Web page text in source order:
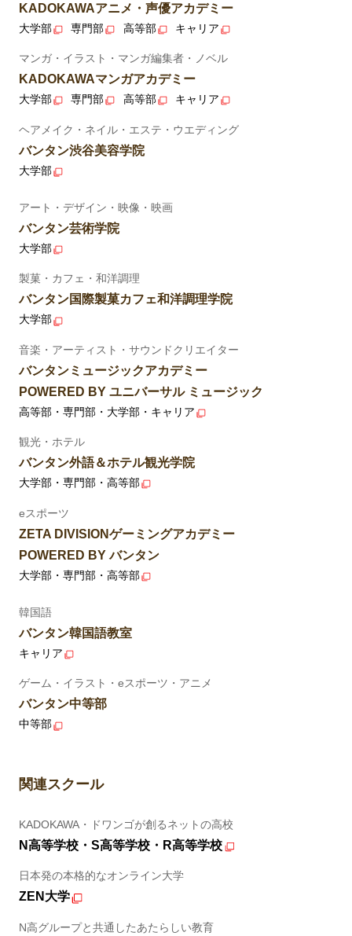
KADOKAWAアニメ・声優アカデミー
大学部 専門部 高等部 キャリア
マンガ・イラスト・マンガ編集者・ノベル
KADOKAWAマンガアカデミー
大学部 専門部 高等部 キャリア
ヘアメイク・ネイル・エステ・ウエディング
バンタン渋谷美容学院
大学部
アート・デザイン・映像・映画
バンタン芸術学院
大学部
製菓・カフェ・和洋調理
バンタン国際製菓カフェ和洋調理学院
大学部
音楽・アーティスト・サウンドクリエイター
バンタンミュージックアカデミー
POWERED BY ユニバーサル ミュージック
高等部・専門部・大学部・キャリア
観光・ホテル
バンタン外語＆ホテル観光学院
大学部・専門部・高等部
eスポーツ
ZETA DIVISIONゲーミングアカデミー
POWERED BY バンタン
大学部・専門部・高等部
韓国語
バンタン韓国語教室
キャリア
ゲーム・イラスト・eスポーツ・アニメ
バンタン中等部
中等部
関連スクール
KADOKAWA・ドワンゴが創るネットの高校
N高等学校・S高等学校・R高等学校
日本発の本格的なオンライン大学
ZEN大学
N高グループと共通したあたらしい教育